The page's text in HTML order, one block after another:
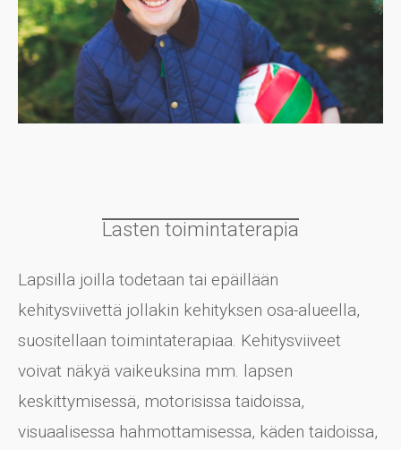
Lasten toimintaterapia
Lapsilla joilla todetaan tai epäillään
kehitysviivettä jollakin kehityksen osa-alueella,
suositellaan toimintaterapiaa. Kehitysviiveet
voivat näkyä vaikeuksina mm. lapsen
keskittymisessä, motorisissa taidoissa,
visuaalisessa hahmottamisessa, käden taidoissa,